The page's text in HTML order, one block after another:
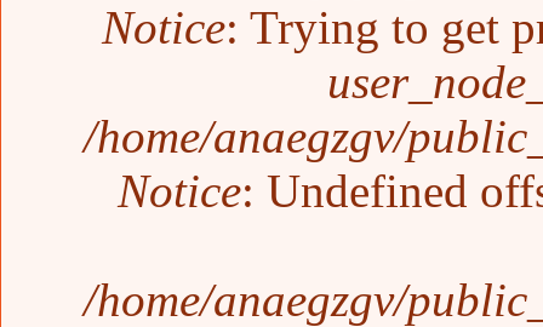
Notice: Trying to get
/home/anaegzgv/
Notice: Undefined
/home/anaegzgv/